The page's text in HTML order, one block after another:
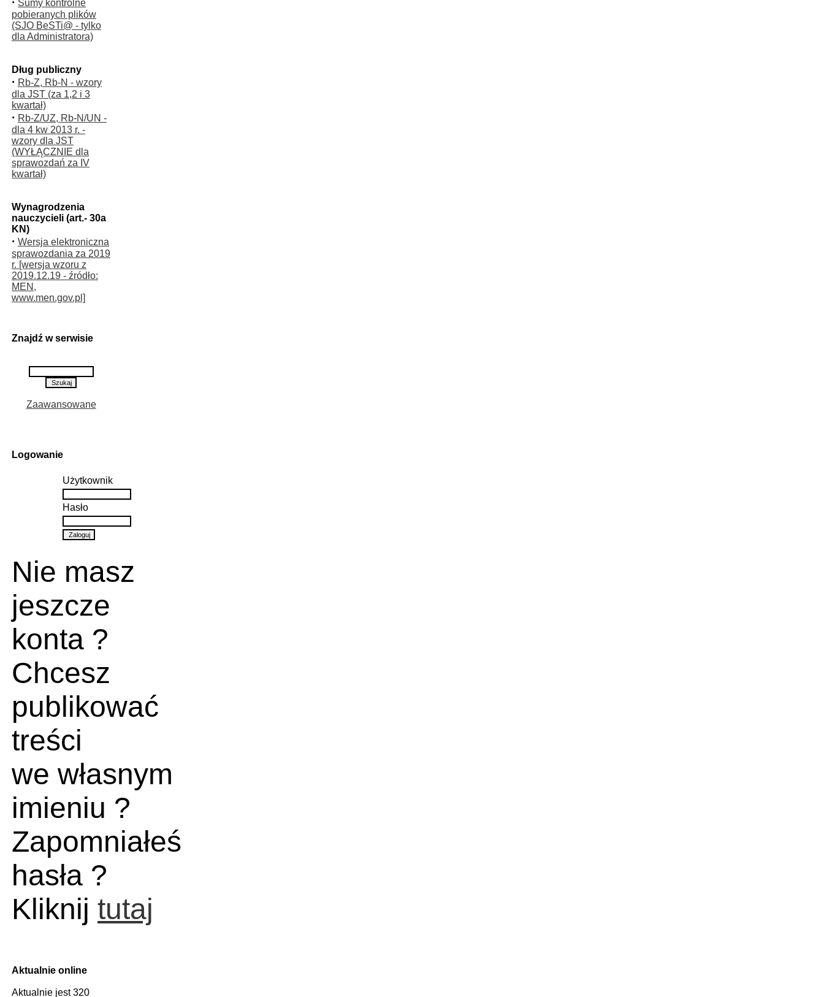
Sumy kontrolne
pobieranych plików
(SJO BeSTi@ - tylko
dla Administratora)
Dług publiczny
· Rb-Z, Rb-N - wzory
dla JST (za 1,2 i 3
kwartał)
· Rb-Z/UZ, Rb-N/UN -
dla 4 kw 2013 r. -
wzory dla JST
(WYŁĄCZNIE dla
sprawozdań za IV
kwartał)
Wynagrodzenia
nauczycieli (art.- 30a
KN)
· Wersja elektroniczna
sprawozdania za 2019
r. [wersja wzoru z
2019.12.19 - źródło:
MEN,
www.men.gov.pl]
Znajdź w serwisie
Zaawansowane
Logowanie
Użytkownik
Hasło
Nie masz
jeszcze
konta ?
Chcesz
publikować
treści
we własnym
imieniu ?
Zapomniałeś
hasła ?
Kliknij tutaj
Aktualnie online
Aktualnie jest 320